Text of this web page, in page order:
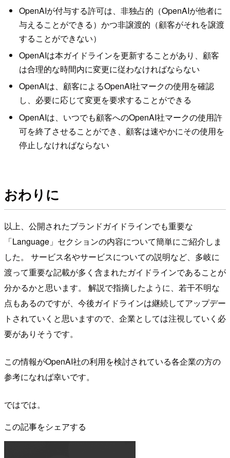
OpenAIが付与する許可は、非独占的（OpenAIが他者に
与えることができる）かつ非譲渡的（顧客がそれを譲渡
することができない）
OpenAIは本ガイドラインを更新することがあり、顧客
は合理的な時間内に変更に従わなければならない
OpenAIは、顧客によるOpenAI社マークの使用を確認
し、必要に応じて変更を要求することができる
OpenAIは、いつでも顧客へのOpenAI社マークの使用許
可を終了させることができ、顧客は速やかにその使用を
停止しなければならない
おわりに
以上、公開されたブランドガイドラインでも重要な
「Language」セクションの内容について簡単にご紹介しま
した。 サービス名やサービスについての説明など、多岐に
渡って重要な記載が多く含まれたガイドラインであることが
分かるかと思います。 解説で指摘したように、若干不明な
点もあるのですが、今後ガイドラインは継続してアップデー
トされていくと思いますので、企業としては注視していく必
要がありそうです。
この情報がOpenAI社の利用を検討されている各企業の方の
参考になれば幸いです。
ではでは。
この記事をシェアする